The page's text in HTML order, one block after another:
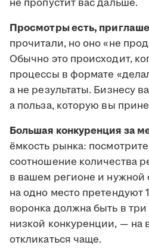
не пропустит вас дальше.
Просмотры есть,
прочитали, но оно «не
Обычно это происходит,
процессы в формате
а не результаты. Бизнесу
а польза, которую вы
Большая конкуренция за
ёмкость рынка: посмотрите
соотношение количества
в вашем регионе и нужной
на одно место претендуют
воронка должна быть в
низкой конкуренции, — на
откликаться чаще.